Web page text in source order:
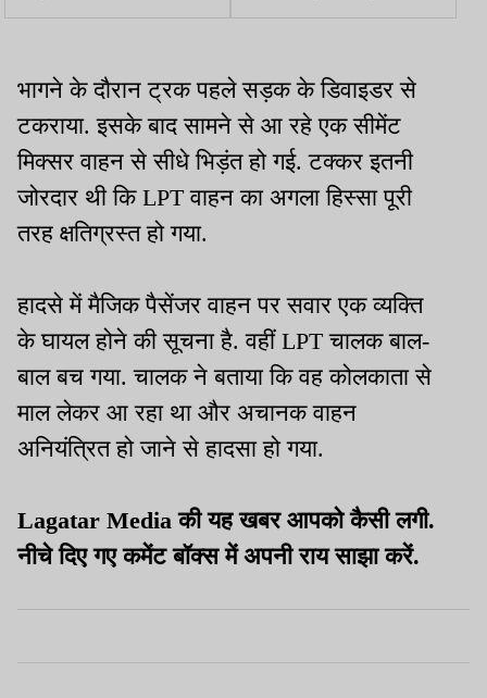
हजार CFT बालू गायब,
अवमानना याचिका पर सुप्रीम
भागने के दौरान ट्रक पहले सड़क के डिवाइडर से
टकराया. इसके बाद सामने से आ रहे एक सीमेंट
मिक्सर वाहन से सीधे भिड़ंत हो गई. टक्कर इतनी
जोरदार थी कि LPT वाहन का अगला हिस्सा पूरी
तरह क्षतिग्रस्त हो गया.
हादसे में मैजिक पैसेंजर वाहन पर सवार एक व्यक्ति
के घायल होने की सूचना है. वहीं LPT चालक बाल-
बाल बच गया. चालक ने बताया कि वह कोलकाता से
माल लेकर आ रहा था और अचानक वाहन
अनियंत्रित हो जाने से हादसा हो गया.
Lagatar Media की यह खबर आपको कैसी लगी.
नीचे दिए गए कमेंट बॉक्स में अपनी राय साझा करें.